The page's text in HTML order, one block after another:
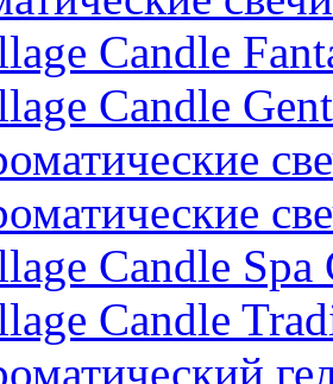
Candle
Candle
Candle Spa
Candle